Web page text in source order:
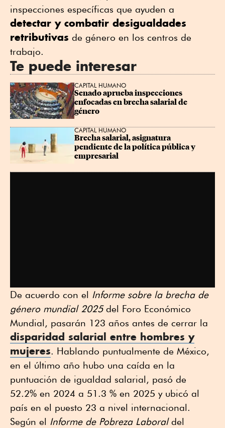
inspecciones específicas que ayuden a
detectar y combatir desigualdades
retributivas de género en los centros de
trabajo.
Te puede interesar
CAPITAL HUMANO
Senado aprueba inspecciones
enfocadas en brecha salarial de
género
CAPITAL HUMANO
Brecha salarial, asignatura
pendiente de la política pública y
empresarial
De acuerdo con el Informe sobre la brecha de
género mundial 2025del Foro Económico
Mundial, pasarán 123 años antes de cerrar la
disparidad salarial entre hombres y
mujeres. Hablando puntualmente de México,
en el último año hubo una caída en la
puntuación de igualdad salarial, pasó de
52.2% en 2024 a 51.3 % en 2025 y ubicó al
país en el puesto 23 a nivel internacional.
Según el Informe de Pobreza Laboraldel